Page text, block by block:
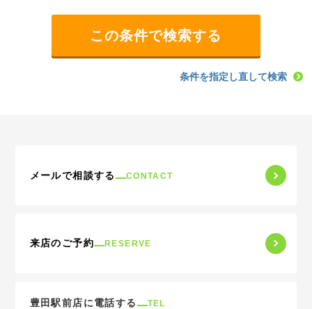
条件を指定し直して検索
メールで相談する CONTACT
来店のご予約 RESERVE
豊田駅前店に電話する TEL